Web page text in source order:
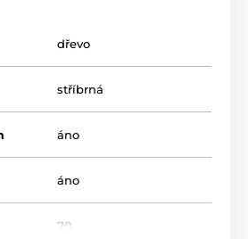
dřevo
stříbrná
áno
áno
70